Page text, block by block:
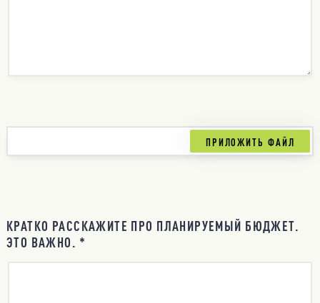
КРАТКО РАССКАЖИТЕ ПРО ПЛАНИРУЕМЫЙ БЮДЖЕТ.
ЭТО ВАЖНО. *